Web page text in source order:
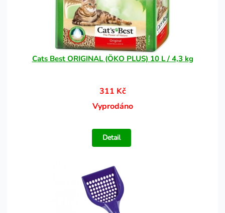
Cats Best ORIGINAL (ÖKO PLUS) 10 L / 4,3 kg
311 Kč
Vyprodáno
Detail